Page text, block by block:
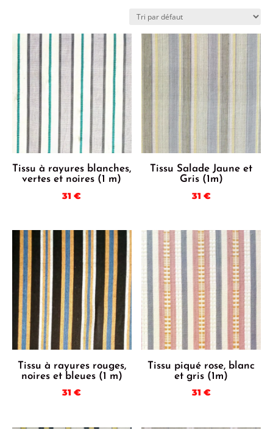
Tissu à rayures blanches,
vertes et noires (1 m)
31€
Tissu Salade Jaune et
Gris (1m)
31 €
Tissu à rayures rouges,
noires et bleues (1 m)
31€
Tissu piqué rose, blanc
et gris (1m)
31 €